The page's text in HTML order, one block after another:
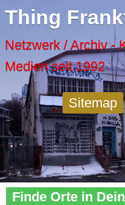
Thing
Netzwerk / Archiv -
Medien seit 1992
Sitemap
Home »Tags»
Finde Orte in
Menu
Artspaces
Cool Places
Frankfurt Diary
Activity
Recent Posts